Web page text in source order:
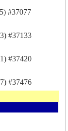
#37077
#37133
#37420
#37476